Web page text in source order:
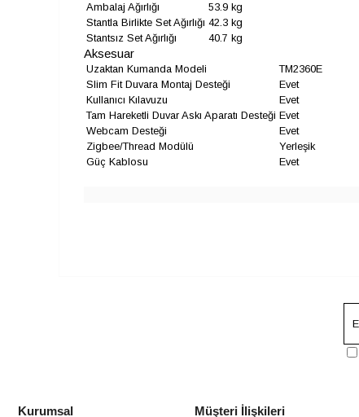
Ambalaj Ağırlığı
53.9 kg
Stantla Birlikte Set Ağırlığı 42.3 kg
Stantsız Set Ağırlığı
40.7 kg
Aksesuar
Uzaktan Kumanda Modeli
TM2360E
Slim Fit Duvara Montaj Desteği
Evet
Kullanıcı Kılavuzu
Evet
Tam Hareketli Duvar Askı Aparatı Desteği Evet
Webcam Desteği
Evet
Zigbee/Thread Modülü
Yerleşik
Güç Kablosu
Evet
Kurumsal Müşteri İlişkileri